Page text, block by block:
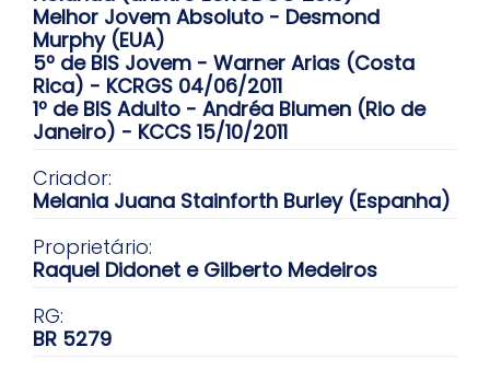
Melhor Jovem Absoluto - Desmond
Murphy (EUA)
5º de BIS Jovem - Warner Arias (Costa
Rica) - KCRGS 04/06/2011
1º de BIS Adulto - Andréa Blumen (Rio de
Janeiro) - KCCS 15/10/2011
Criador:
Melania Juana Stainforth Burley (Espanha)
Proprietário:
Raquel Didonet e Gilberto Medeiros
RG:
BR 5279